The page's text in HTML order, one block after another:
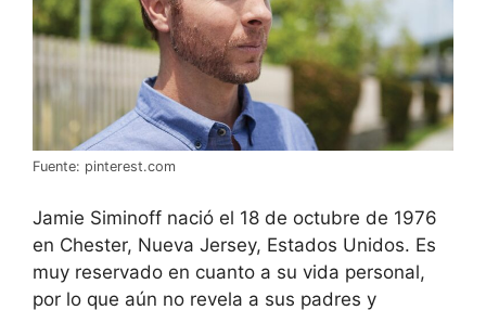
Fuente: pinterest.com
Jamie Siminoff nació el 18 de octubre de 1976
en Chester, Nueva Jersey, Estados Unidos. Es
muy reservado en cuanto a su vida personal,
por lo que aún no revela a sus padres y